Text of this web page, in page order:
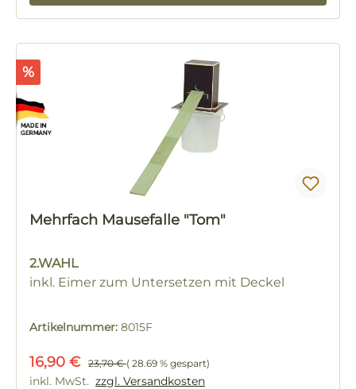
Rabatt
%
Mehrfach Mausefalle "Tom"
2.WAHL
inkl. Eimer zum Untersetzen mit Deckel
Artikelnummer: 8015F
Verkaufspreis:
16,90 € Regulärer Preis:
23,70 €( 28.69 % gespart)
inkl. MwSt. zzgl. Versandkosten